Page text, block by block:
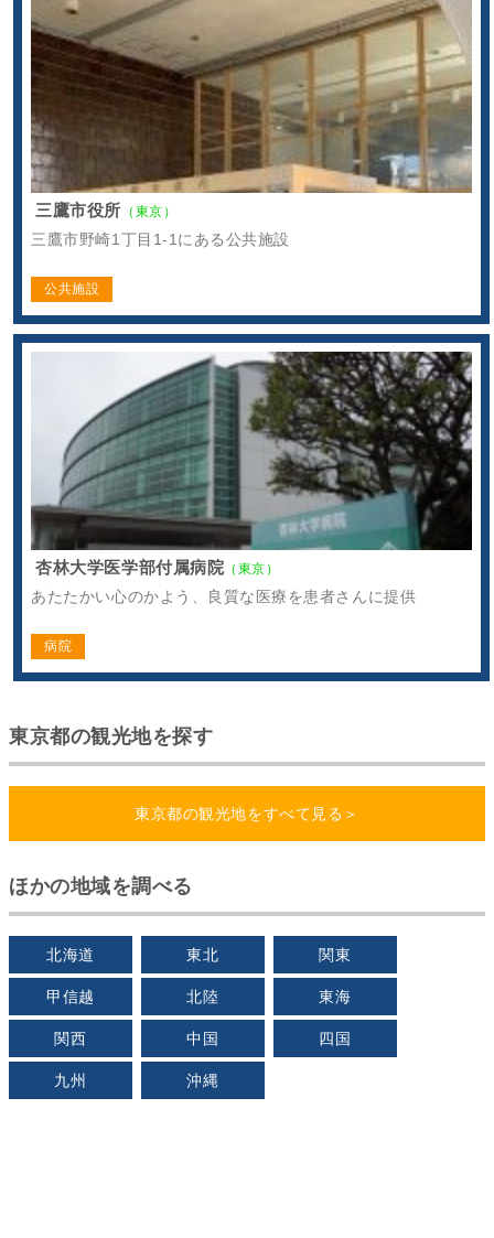
三鷹市役所 （東京）
三鷹市野崎1丁目1-1にある公共施設
公共施設
杏林大学医学部付属病院（東京）
あたたかい心のかよう、良質な医療を患者さんに提供
病院
東京都の観光地を探す
東京都の観光地をすべて見る＞
ほかの地域を調べる
北海道 東北 関東
甲信越 北陸 東海
関西 中国 四国
九州 沖縄